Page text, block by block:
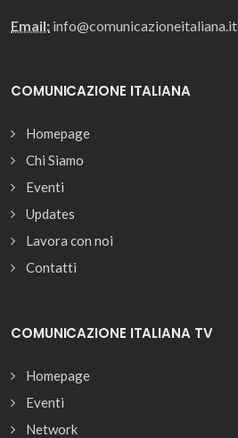
Email: info@comunicazioneitaliana.it
COMUNICAZIONE ITALIANA
Homepage
Chi Siamo
Eventi
Updates
Lavora con noi
Contatti
COMUNICAZIONE ITALIANA TV
Homepage
Eventi
Network